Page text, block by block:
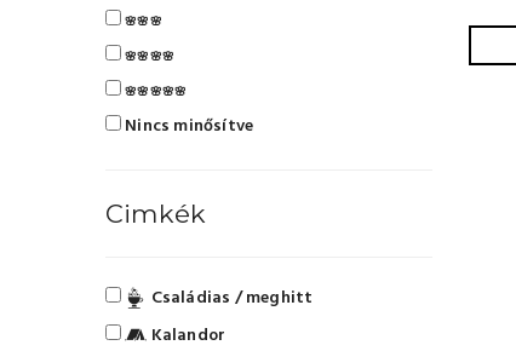
🌸🌸🌸
🌸🌸🌸🌸
🌸🌸🌸🌸🌸
Nincs minősítve
Cimkék
Családias / meghitt
Kalandor